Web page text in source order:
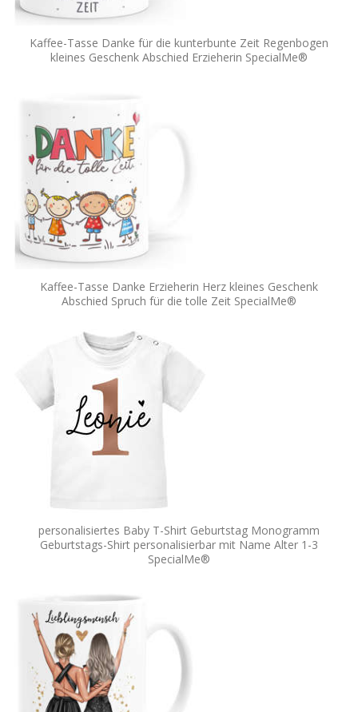
Kaffee-Tasse Danke für die kunterbunte Zeit Regenbogen
kleines Geschenk Abschied Erzieherin SpecialMe®
Kaffee-Tasse Danke Erzieherin Herz kleines Geschenk
Abschied Spruch für die tolle Zeit SpecialMe®
personalisiertes Baby T-Shirt Geburtstag Monogramm
Geburtstags-Shirt personalisierbar mit Name Alter 1-3
SpecialMe®